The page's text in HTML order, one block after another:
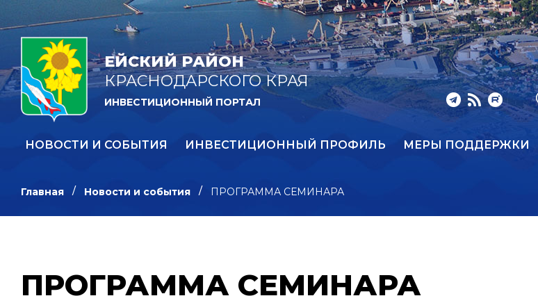
ЕЙСКИЙ РАЙОН
КРАСНОДАРСКОГО КРАЯ
ИНВЕСТИЦИОННЫЙ ПОРТАЛ
НОВОСТИ И СОБЫТИЯ ИНВЕСТИЦИОННЫЙ ПРОФИЛЬ МЕРЫ ПОДДЕРЖКИ
Главная Новости и события ПРОГРАММА СЕМИНАРА
ПРОГРАММА СЕМИНАРА